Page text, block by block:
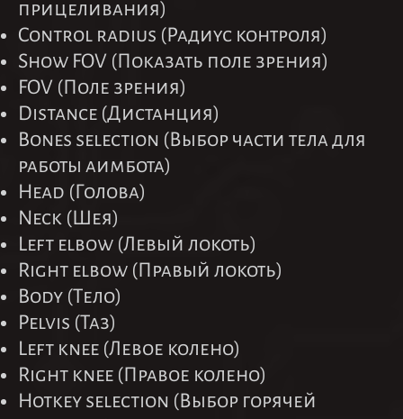
прицеливания)
Control radius (Радиус контроля)
Show FOV (Показать поле зрения)
FOV (Поле зрения)
Distance (Дистанция)
Bones selection (Выбор части тела для
работы аимбота)
Head (Голова)
Neck (Шея)
Left elbow (Левый локоть)
Right elbow (Правый локоть)
Body (Тело)
Pelvis (Таз)
Left knee (Левое колено)
Right knee (Правое колено)
Hotkey selection (Выбор горячей